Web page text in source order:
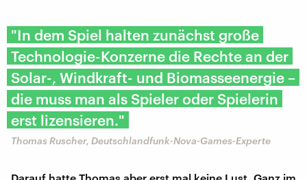
"In dem Spiel halten zunächst große
Technologie-Konzerne die Rechte an der
Solar-, Windkraft- und Biomasseenergie –
die muss man als Spieler oder Spielerin
erst lizensieren."
Thomas Ruscher, Deutschlandfunk-Nova-Games-Experte